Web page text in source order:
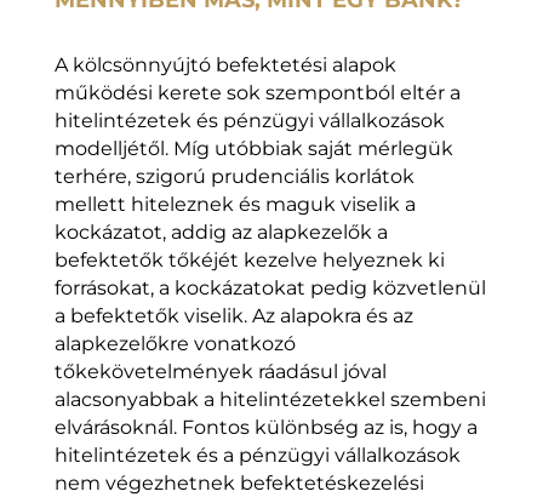
A kölcsönnyújtó befektetési alapok
működési kerete sok szempontból eltér a
hitelintézetek és pénzügyi vállalkozások
modelljétől. Míg utóbbiak saját mérlegük
terhére, szigorú prudenciális korlátok
mellett hiteleznek és maguk viselik a
kockázatot, addig az alapkezelők a
befektetők tőkéjét kezelve helyeznek ki
forrásokat, a kockázatokat pedig közvetlenül
a befektetők viselik. Az alapokra és az
alapkezelőkre vonatkozó
tőkekövetelmények ráadásul jóval
alacsonyabbak a hitelintézetekkel szembeni
elvárásoknál. Fontos különbség az is, hogy a
hitelintézetek és a pénzügyi vállalkozások
nem végezhetnek befektetéskezelési